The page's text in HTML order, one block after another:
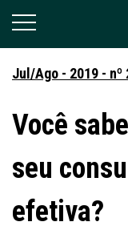
Jul/Ago - 2019 - nº
Você
seu
efetiva?